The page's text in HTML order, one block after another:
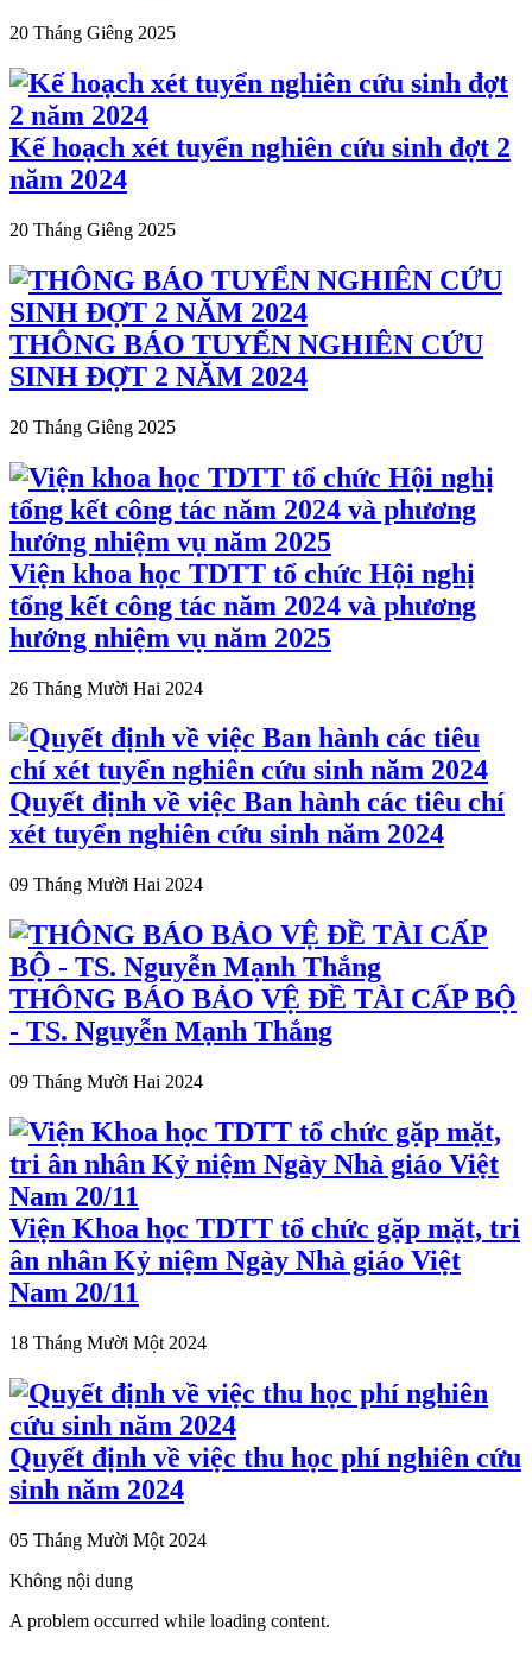
20 Tháng Giêng 2025
Kế hoạch xét tuyển nghiên cứu sinh đợt 2
năm 2024
20 Tháng Giêng 2025
THÔNG BÁO TUYỂN NGHIÊN CỨU
SINH ĐỢT 2 NĂM 2024
20 Tháng Giêng 2025
Viện khoa học TDTT tổ chức Hội nghị
tổng kết công tác năm 2024 và phương
hướng nhiệm vụ năm 2025
26 Tháng Mười Hai 2024
Quyết định về việc Ban hành các tiêu chí
xét tuyển nghiên cứu sinh năm 2024
09 Tháng Mười Hai 2024
THÔNG BÁO BẢO VỆ ĐỀ TÀI CẤP BỘ
- TS. Nguyễn Mạnh Thắng
09 Tháng Mười Hai 2024
Viện Khoa học TDTT tổ chức gặp mặt, tri
ân nhân Kỷ niệm Ngày Nhà giáo Việt
Nam 20/11
18 Tháng Mười Một 2024
Quyết định về việc thu học phí nghiên cứu
sinh năm 2024
05 Tháng Mười Một 2024
Không nội dung
A problem occurred while loading content.